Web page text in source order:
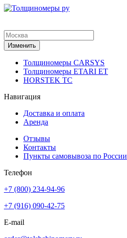
Изменить
Толщиномеры CARSYS
Толщиномеры ETARI ET
HORSTEK TC
Навигация
Доставка и оплата
Аренда
Отзывы
Контакты
Пункты самовывоза по России
Телефон
+7 (800) 234-94-96
+7 (916) 090-42-75
E-mail